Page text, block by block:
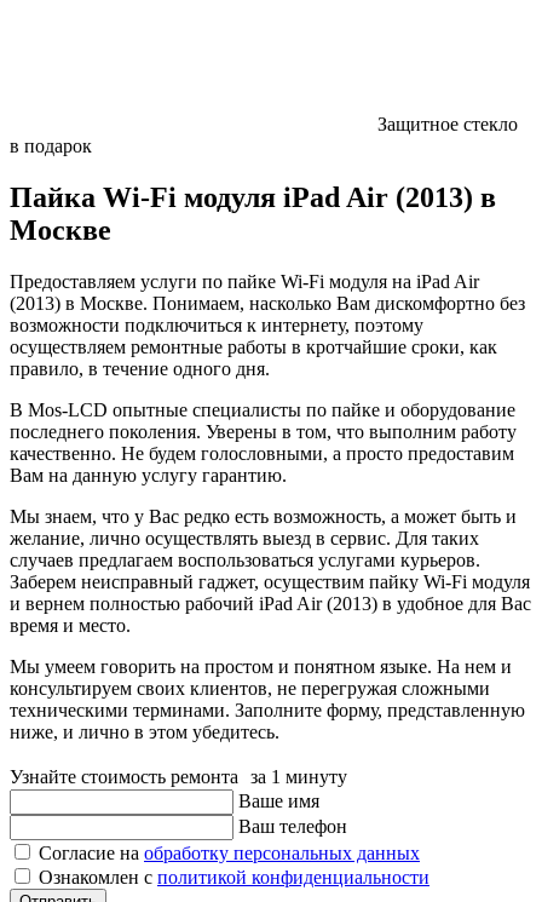
Защитное стекло
в подарок
Пайка Wi-Fi модуля iPad Air (2013) в
Москве
Предоставляем услуги по пайке Wi-Fi модуля на iPad Air
(2013) в Москве. Понимаем, насколько Вам дискомфортно без
возможности подключиться к интернету, поэтому
осуществляем ремонтные работы в кротчайшие сроки, как
правило, в течение одного дня.
В Mos-LCD опытные специалисты по пайке и оборудование
последнего поколения. Уверены в том, что выполним работу
качественно. Не будем голословными, а просто предоставим
Вам на данную услугу гарантию.
Мы знаем, что у Вас редко есть возможность, а может быть и
желание, лично осуществлять выезд в сервис. Для таких
случаев предлагаем воспользоваться услугами курьеров.
Заберем неисправный гаджет, осуществим пайку Wi-Fi модуля
и вернем полностью рабочий iPad Air (2013) в удобное для Вас
время и место.
Мы умеем говорить на простом и понятном языке. На нем и
консультируем своих клиентов, не перегружая сложными
техническими терминами. Заполните форму, представленную
ниже, и лично в этом убедитесь.
Узнайте стоимость ремонта за 1 минуту
Ваше имя
Ваш телефон
Согласие на обработку персональных данных
Ознакомлен с политикой конфиденциальности